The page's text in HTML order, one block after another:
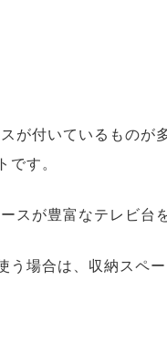
が付いているものが
です。
スが豊富なテレビ台
場合は、収納スペ